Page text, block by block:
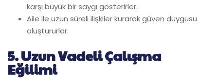
karşı büyük bir saygı gösterirler.
Aile ile uzun süreli ilişkiler kurarak güven duygusu
oluştururlar.
5. Uzun Vadeli Çalışma
Eğilimi